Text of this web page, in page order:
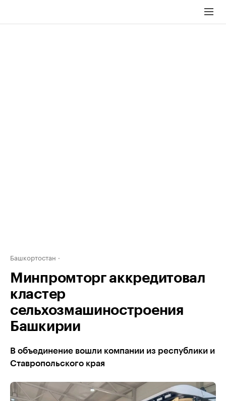
Башкортостан
Минпромторг аккредитовал
кластер
сельхозмашиностроения
Башкирии
В объединение вошли компании из республики и
Ставропольского края